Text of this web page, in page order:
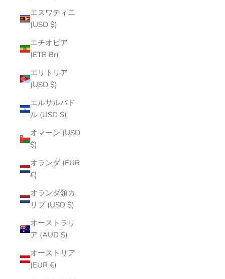
エスワティニ
(USD $)
エチオピア
(ETB Br)
エリトリア
(USD $)
エルサルバド
ル (USD $)
オマーン (USD
$)
オランダ (EUR
€)
オランダ領カ
リブ (USD $)
オーストラリ
ア (AUD $)
オーストリア
(EUR €)